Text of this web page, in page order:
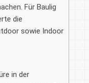
Für Baulig
die
sowie Indoor
in der